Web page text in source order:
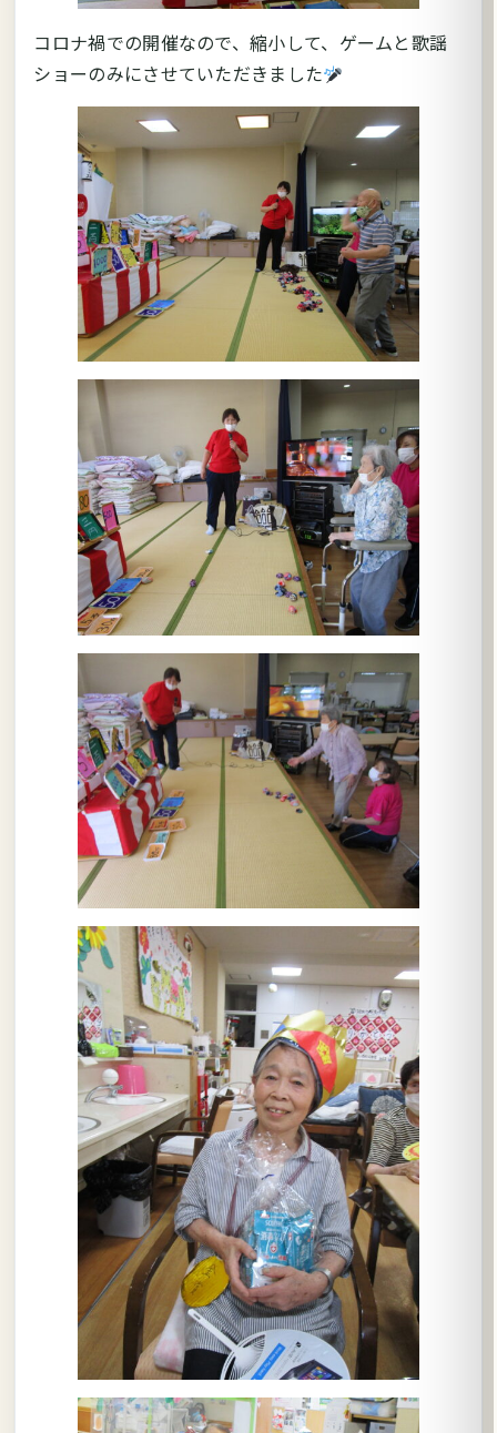
コロナ禍での開催なので、縮小して、ゲームと歌謡
ショーのみにさせていただきました